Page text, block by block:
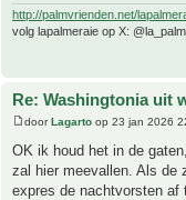
http://palmvrienden.net/
volg lapalmeraie op X:
Re: Washingtonia uit
doorLagarto op 23 jan 2026
OK ik houd het in de
zal hier meevallen. Als de
expres de nachtvorsten af